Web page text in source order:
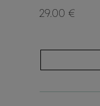
29.00 €